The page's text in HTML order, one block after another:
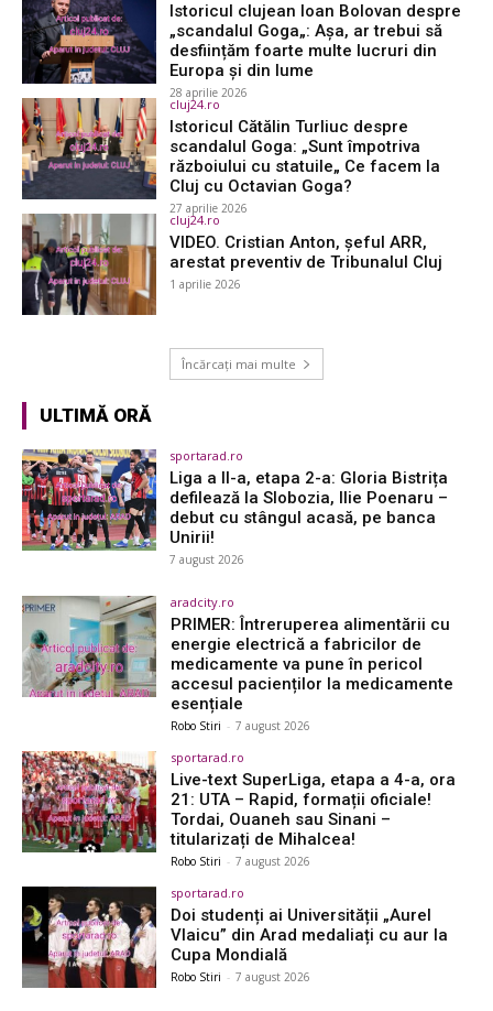
Istoricul clujean Ioan Bolovan despre
„scandalul Goga„: Așa, ar trebui să
desființăm foarte multe lucruri din
Europa și din lume
28 aprilie 2026
cluj24.ro
Istoricul Cătălin Turliuc despre
scandalul Goga: „Sunt împotriva
războiului cu statuile„ Ce facem la
Cluj cu Octavian Goga?
27 aprilie 2026
cluj24.ro
VIDEO. Cristian Anton, șeful ARR,
arestat preventiv de Tribunalul Cluj
1 aprilie 2026
Încărcați mai multe
ULTIMĂ ORĂ
sportarad.ro
Liga a II-a, etapa 2-a: Gloria Bistrița
defilează la Slobozia, Ilie Poenaru –
debut cu stângul acasă, pe banca
Unirii!
7 august 2026
aradcity.ro
PRIMER: Întreruperea alimentării cu
energie electrică a fabricilor de
medicamente va pune în pericol
accesul pacienților la medicamente
esențiale
Robo Stiri - 7 august 2026
sportarad.ro
Live-text SuperLiga, etapa a 4-a, ora
21: UTA – Rapid, formații oficiale!
Tordai, Ouaneh sau Sinani –
titularizați de Mihalcea!
Robo Stiri - 7 august 2026
sportarad.ro
Doi studenți ai Universității „Aurel
Vlaicu” din Arad medaliați cu aur la
Cupa Mondială
Robo Stiri - 7 august 2026